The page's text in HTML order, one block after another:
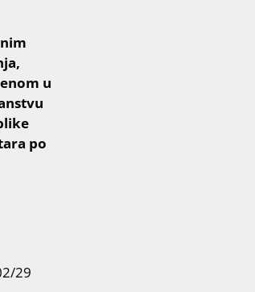
u
po
29